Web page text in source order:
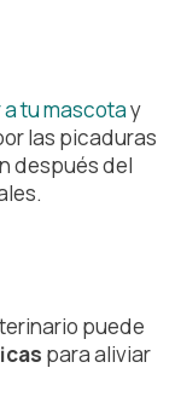
tu mascotay
las picaduras
después del
puede
para aliviar